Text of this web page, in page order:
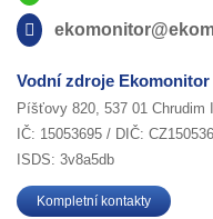
Vodní zdroje Ekomonitor
Píšťovy 820, 537 01 Chrudim
IČ: 15053695 / DIČ:
ISDS: 3v8a5db
Kompletní kontakty